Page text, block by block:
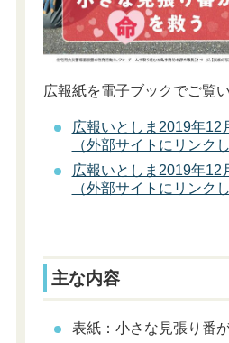
広報紙を電子ブックでご覧
広報いとしま2019年
（外部サイトにリンク
広報いとしま2019年
（外部サイトにリンク
主な内容
表紙：小さな見張り番